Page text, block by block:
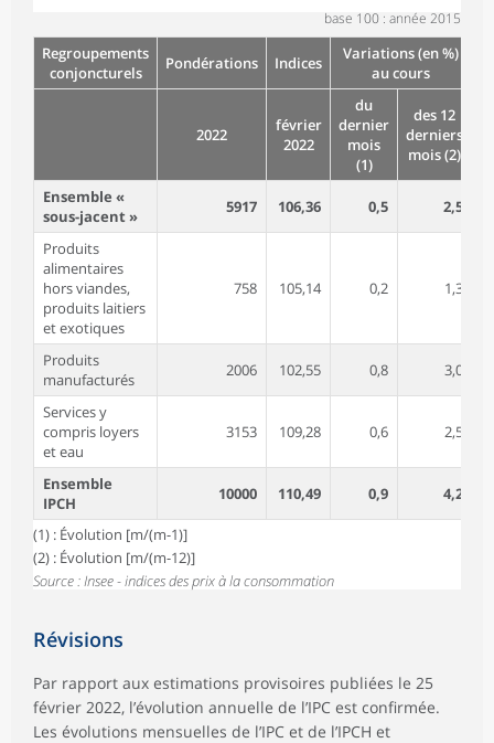
base 100 : année 2015
Regroupements
conjoncturels
Pondérations Indices
Variations (en %)
au cours
2022
février
2022
du
dernier
mois
(1)
des 12
derniers
mois (2)
Ensemble «
sous-jacent »
5917 106,36 0,5 2,5
Produits
alimentaires
hors viandes,
produits laitiers
et exotiques
758 105,14 0,2 1,3
Produits
manufacturés
2006 102,55 0,8 3,0
Services y
compris loyers
et eau
3153 109,28 0,6 2,5
Ensemble
IPCH
10000 110,49 0,9 4,2
(1) : Évolution [m/(m-1)]
(2) : Évolution [m/(m-12)]
Source : Insee - indices des prix à la consommation
Révisions
Par rapport aux estimations provisoires publiées le 25
février 2022, l’évolution annuelle de l’IPC est confirmée.
Les évolutions mensuelles de l’IPC et de l’IPCH et